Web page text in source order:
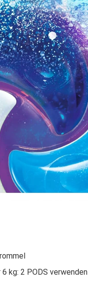
kg: 2 PODS verwenden